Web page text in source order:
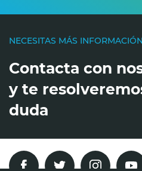
NECESITAS MÁS INFORMACIÓN
Contacta con
y te
duda